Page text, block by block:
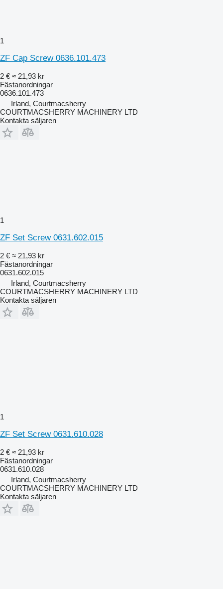
1
ZF Cap Screw 0636.101.473
2 € ≈ 21,93 kr
Fästanordningar
0636.101.473
Irland, Courtmacsherry
COURTMACSHERRY MACHINERY LTD
Kontakta säljaren
1
ZF Set Screw 0631.602.015
2 € ≈ 21,93 kr
Fästanordningar
0631.602.015
Irland, Courtmacsherry
COURTMACSHERRY MACHINERY LTD
Kontakta säljaren
1
ZF Set Screw 0631.610.028
2 € ≈ 21,93 kr
Fästanordningar
0631.610.028
Irland, Courtmacsherry
COURTMACSHERRY MACHINERY LTD
Kontakta säljaren